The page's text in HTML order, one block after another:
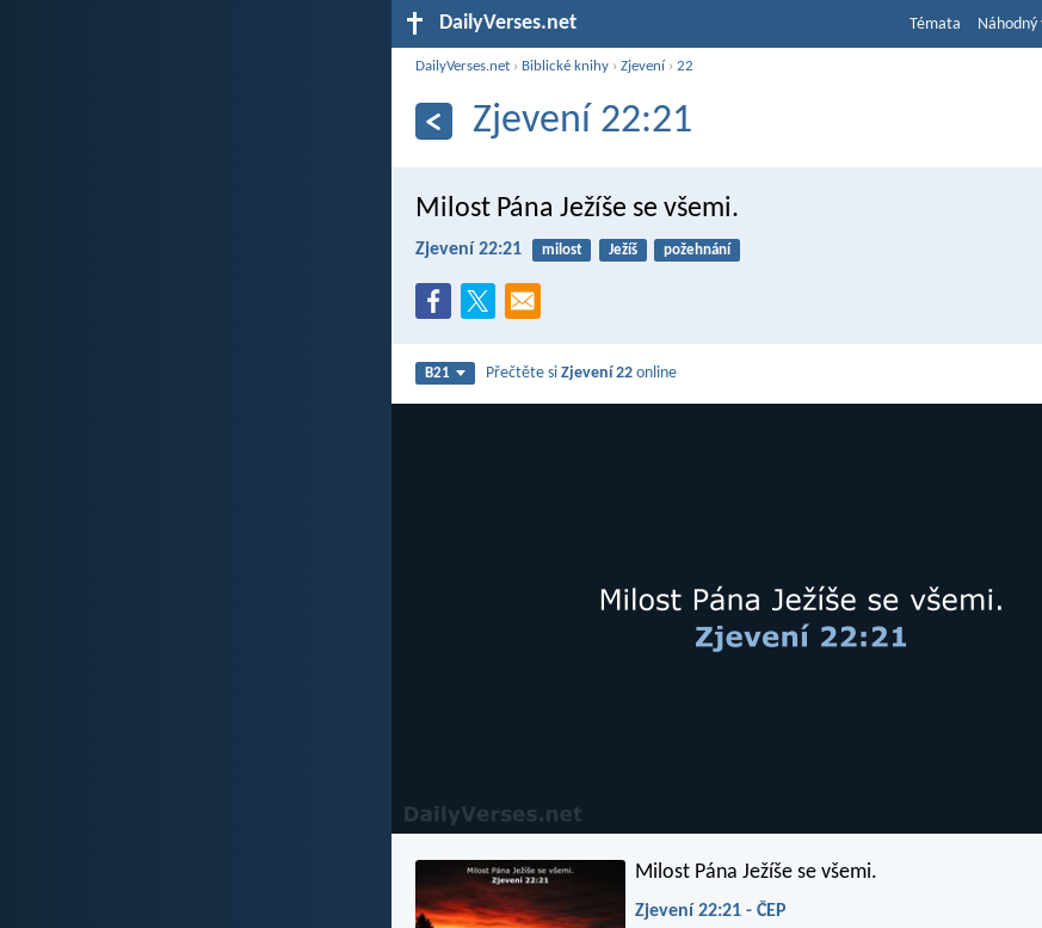
DailyVerses.net Témata Náhodný
DailyVerses.net › Biblické knihy ›Zjevení›22
Zjevení 22:21
Milost Pána Ježíše se všemi.
Zjevení 22:21 milost Ježíš požehnání
B21 Přečtěte siZjevení 22 online
Milost Pána Ježíše se všemi.
Zjevení 22:21 - ČEP